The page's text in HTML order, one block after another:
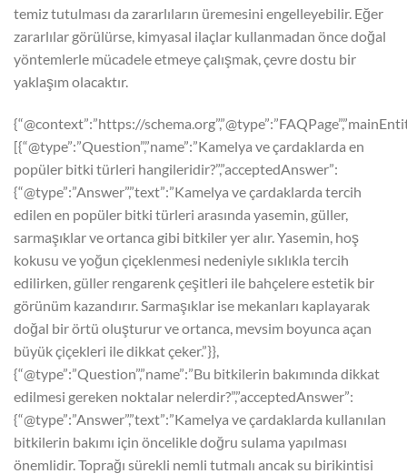
temiz tutulması da zararlıların üremesini engelleyebilir. Eğer
zararlılar görülürse, kimyasal ilaçlar kullanmadan önce doğal
yöntemlerle mücadele etmeye çalışmak, çevre dostu bir
yaklaşım olacaktır.
{“@context”:”https://
[{“@type”:”Question”,”name”:”Kamelya ve çardaklarda en
popüler bitki türleri hangileridir?”,”acceptedAnswer”:
{“@type”:”Answer”,”text”:”Kamelya ve çardaklarda tercih
edilen en popüler bitki türleri arasında yasemin, güller,
sarmaşıklar ve ortanca gibi bitkiler yer alır. Yasemin, hoş
kokusu ve yoğun çiçeklenmesi nedeniyle sıklıkla tercih
edilirken, güller rengarenk çeşitleri ile bahçelere estetik bir
görünüm kazandırır. Sarmaşıklar ise mekanları kaplayarak
doğal bir örtü oluşturur ve ortanca, mevsim boyunca açan
büyük çiçekleri ile dikkat çeker.”}},
{“@type”:”Question”,”name”:”Bu bitkilerin bakımında dikkat
edilmesi gereken noktalar nelerdir?”,”acceptedAnswer”:
{“@type”:”Answer”,”text”:”Kamelya ve çardaklarda kullanılan
bitkilerin bakımı için öncelikle doğru sulama yapılması
önemlidir. Toprağı sürekli nemli tutmalı ancak su birikintisi